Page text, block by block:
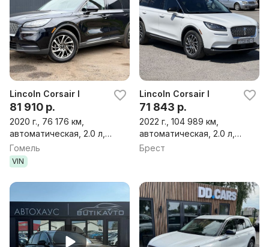
Lincoln Corsair I
81 910 р.
2020 г., 76 176 км,
автоматическая, 2.0 л,
бензин, внедорожник
Гомель
VIN
Lincoln Corsair I
71 843 р.
2022 г., 104 989 км,
автоматическая, 2.0 л,
бензин, внедорожник
Брест